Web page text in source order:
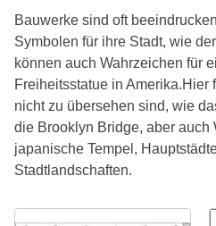
Bauwerke sind oft
Symbolen für ihre Stadt, wie
können auch Wahrzeichen für
Freiheitsstatue in Amerika.Hier
nicht zu übersehen sind, wie
die Brooklyn Bridge, aber auch
japanische Tempel,
Stadtlandschaften.